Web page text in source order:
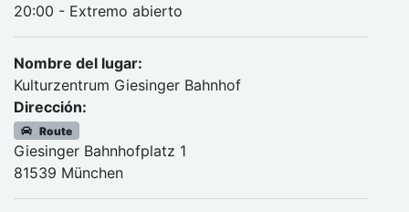
20:00 - Extremo abierto
Nombre del lugar:
Kulturzentrum Giesinger Bahnhof
Dirección:
Route
Giesinger Bahnhofplatz 1
81539 München